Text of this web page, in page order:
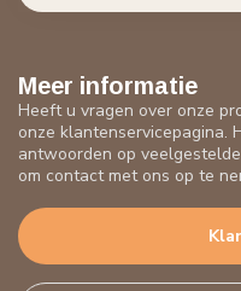
Meer informatie
Heeft u vragen over onze
onze klantenservicepagina.
antwoorden op
om contact met ons op te